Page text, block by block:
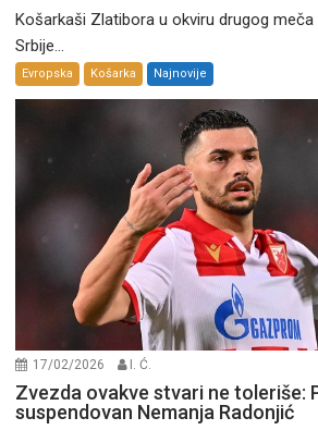
Košarkaši Zlatibora u okviru drugog meča
Srbije...
Evropska Košarka Najnovije
17/02/2026 I. Ć.
Zvezda ovakve stvari ne toleriše:
suspendovan Nemanja Radonjić